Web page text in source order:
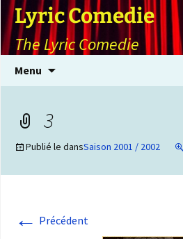
Lyric Comedie
The Lyric Comedie
Menu
3
Publié le dansSaison 2001 / 2002
← Précédent